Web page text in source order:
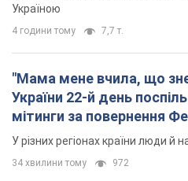
Україною
4 години тому 7,7 т.
"Мама мене вчила, що
України 22-й день
мітинги за повернення
У різних регіонах країни люди й
34 хвилини тому 972